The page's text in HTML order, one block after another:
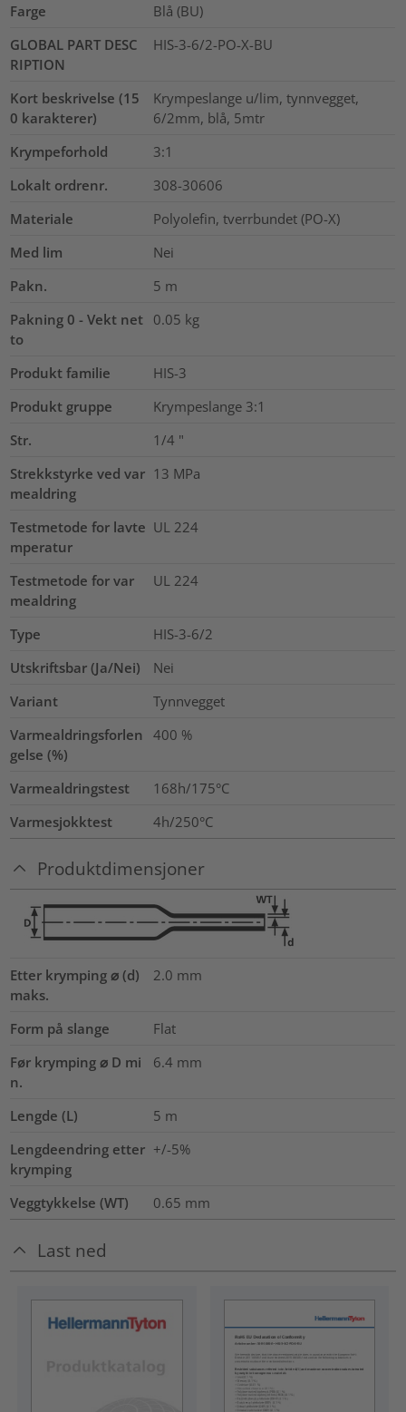
Farge
Blå (BU)
GLOBAL PART DESC
RIPTION
HIS-3-6/2-PO-X-BU
Kort beskrivelse (15
0 karakterer)
Krympeslange u/lim, tynnvegget,
6/2mm, blå, 5mtr
Krympeforhold
3:1
Lokalt ordrenr.
308-30606
Materiale
Polyolefin, tverrbundet (PO-X)
Med lim
Nei
Pakn.
5 m
Pakning 0 - Vekt net
to
0.05 kg
Produkt familie
HIS-3
Produkt gruppe
Krympeslange 3:1
Str.
1/4 "
Strekkstyrke ved var
mealdring
13 MPa
Testmetode for lavte
mperatur
UL 224
Testmetode for var
mealdring
UL 224
Type
HIS-3-6/2
Utskriftsbar (Ja/Nei)
Nei
Variant
Tynnvegget
Varmealdringsforlen
gelse (%)
400 %
Varmealdringstest
168h/175°C
Varmesjokktest
4h/250°C
Produktdimensjoner
Etter krymping ⌀ (d)
maks.
2.0 mm
Form på slange
Flat
Før krymping ⌀ D mi
n.
6.4 mm
Lengde (L) 5 m
Lengdeendring etter
krymping
+/-5%
Veggtykkelse (WT) 0.65 mm
Last ned